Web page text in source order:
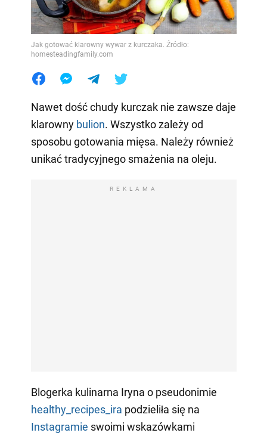
Jak gotować klarowny wywar z kurczaka. Źródło:
homesteadingfamily.com
Nawet dość chudy kurczak nie zawsze daje
klarowny bulion. Wszystko zależy od
sposobu gotowania mięsa. Należy również
unikać tradycyjnego smażenia na oleju.
REKLAMA
Blogerka kulinarna Iryna o pseudonimie
healthy_recipes_ira podzieliła się na
Instagramie swoimi wskazówkami